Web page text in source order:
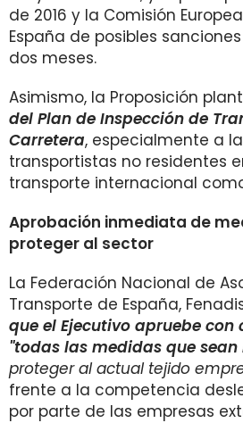
de 2016 y la Comisión
España de posibles
dos meses.
Asimismo, la Proposición
del Plan de Inspección de
Carretera, especialmente a
transportistas no residentes
transporte internacional
Aprobación inmediata de
proteger al sector
La Federación Nacional de
Transporte de España,
que el Ejecutivo apruebe
"todas las medidas que sean
proteger al actual tejido
frente a la competencia
por parte de las empresas